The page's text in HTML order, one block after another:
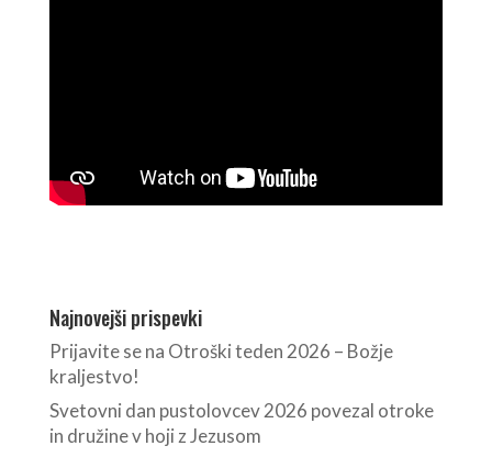
Najnovejši prispevki
Prijavite se na Otroški teden 2026 – Božje
kraljestvo!
Svetovni dan pustolovcev 2026 povezal otroke
in družine v hoji z Jezusom